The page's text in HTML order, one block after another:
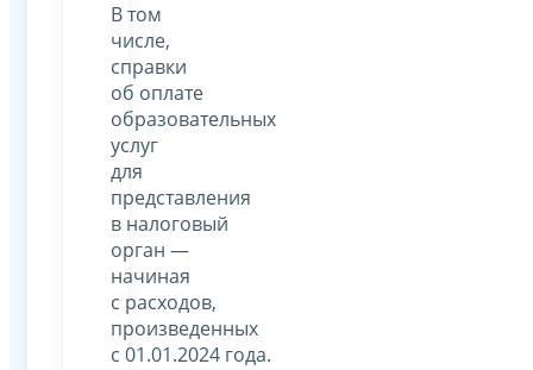
В том
числе,
справки
об оплате
образовательных
услуг
для
представления
в налоговый
орган —
начиная
с расходов,
произведенных
с 01.01.2024 года.